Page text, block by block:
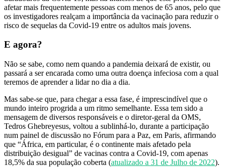
afetar mais frequentemente pessoas com menos de 65 anos, pelo que
os investigadores realçam a importância da vacinação para reduzir o
risco de sequelas da Covid-19 entre os adultos mais jovens.
E agora?
Não se sabe, como nem quando a pandemia deixará de existir, ou
passará a ser encarada como uma outra doença infeciosa com a qual
teremos de aprender a lidar no dia a dia.
Mas sabe-se que, para chegar a essa fase, é imprescindível que o
mundo inteiro progrida a um ritmo semelhante. Essa tem sido a
mensagem de diversos responsáveis e o diretor-geral da OMS,
Tedros Ghebreyesus, voltou a sublinhá-lo, durante a participação
num painel de discussão no Fórum para a Paz, em Paris, afirmando
que “África, em particular, é o continente mais afetado pela
distribuição desigual” de vacinas contra a Covid-19, com apenas
18,5% da sua população coberta (atualizado a 31 de Julho de 2022).